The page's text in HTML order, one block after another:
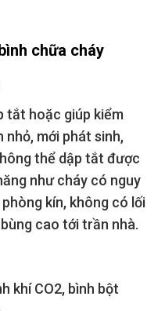
chữa cháy
tắt hoặc giúp kiểm
mới phát sinh,
thể dập tắt được
như cháy có nguy
kín, không có lối
cao tới trần nhà.
khí CO2, bình bột